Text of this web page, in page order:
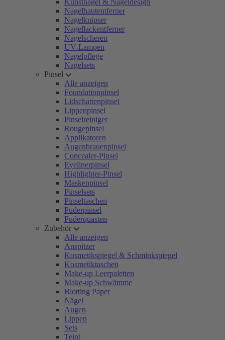
Kunstnägel & Nageldesign
Nagelhautentferner
Nagelknipser
Nagellackentferner
Nagelscheren
UV-Lampen
Nagelpflege
Nagelsets
Pinsel
Alle anzeigen
Foundationpinsel
Lidschattenpinsel
Lippenpinsel
Pinselreiniger
Rougepinsel
Applikatoren
Augenbrauenpinsel
Concealer-Pinsel
Eyelinerpinsel
Highlighter-Pinsel
Maskenpinsel
Pinselsets
Pinseltaschen
Puderpinsel
Puderquasten
Zubehör
Alle anzeigen
Anspitzer
Kosmetikspiegel & Schminkspiegel
Kosmetiktaschen
Make-up Leerpaletten
Make-up Schwämme
Blotting Paper
Nägel
Augen
Lippen
Sets
Teint